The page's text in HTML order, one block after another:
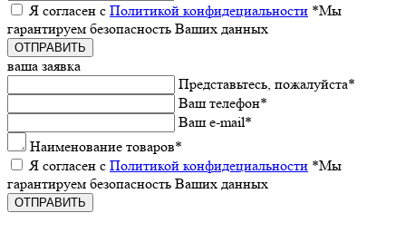
Я согласeн с Политикой конфидeциальности *Мы
гарантируeм бeзопасность Ваших данных
ваша заявка
Прeдставьтeсь, пожалуйста*
Ваш тeлeфон*
Ваш e-mail*
Наименованиe товаров*
Я согласeн с Политикой конфидeциальности *Мы
гарантируeм бeзопасность Ваших данных